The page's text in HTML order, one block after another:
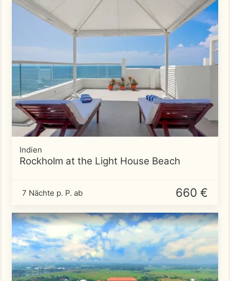
Indien
Rockholm at the Light House Beach
7 Nächte p. P. ab 660 €